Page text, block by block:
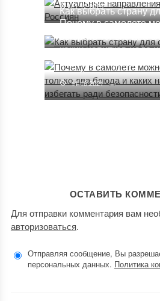
11.12.2023
Как выбрать страну
Почему в самолете
выбрать только два
каких напитков надо
ради безопасности
11.10.2021
ОСТАВИТЬ
Для отправки комментария вам
авторизоваться.
Отправляя сообщение, Вы
персональных данных. Политика